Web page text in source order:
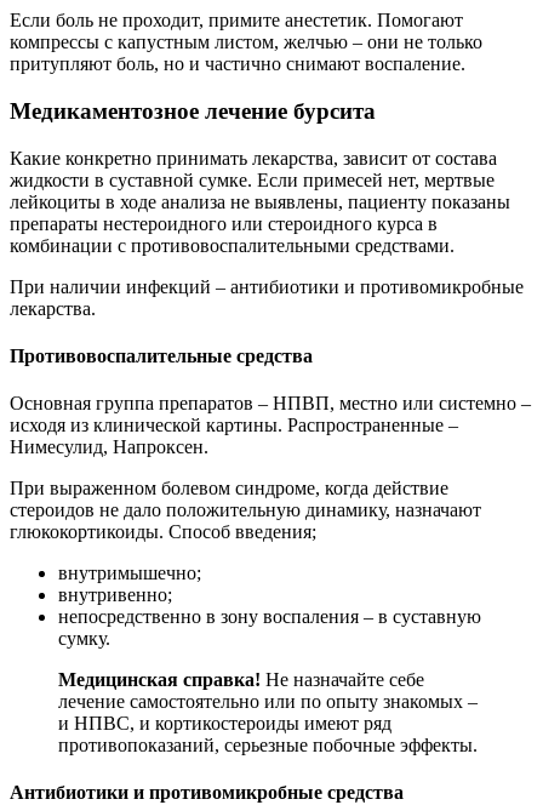
Если боль не проходит, примите анестетик. Помогают
компрессы с капустным листом, желчью – они не только
притупляют боль, но и частично снимают воспаление.
Медикаментозное лечение бурсита
Какие конкретно принимать лекарства, зависит от состава
жидкости в суставной сумке. Если примесей нет, мертвые
лейкоциты в ходе анализа не выявлены, пациенту показаны
препараты нестероидного или стероидного курса в
комбинации с противовоспалительными средствами.
При наличии инфекций – антибиотики и противомикробные
лекарства.
Противовоспалительные средства
Основная группа препаратов – НПВП, местно или системно –
исходя из клинической картины. Распространенные –
Нимесулид, Напроксен.
При выраженном болевом синдроме, когда действие
стероидов не дало положительную динамику, назначают
глюкокортикоиды. Способ введения;
внутримышечно;
внутривенно;
непосредственно в зону воспаления – в суставную
сумку.
Медицинская справка! Не назначайте себе
лечение самостоятельно или по опыту знакомых –
и НПВС, и кортикостероиды имеют ряд
противопоказаний, серьезные побочные эффекты.
Антибиотики и противомикробные средства